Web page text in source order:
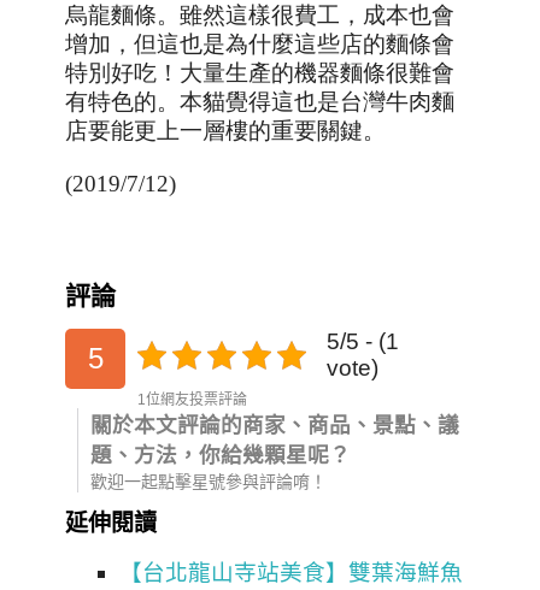
烏龍麵條。雖然這樣很費工 ，成本也會
增加 ， 但這也是為什麼這些店的麵條會
特別好吃 ！大量生產的機器麵條很難會
有特色的。本貓覺得這也是台灣牛肉麵
店要能更上一層樓的重要關鍵。
(2019/7/12)
評論
5
5/5 - (1
vote)
1位網友投票評論
關於本文評論的商家、商品、景點、議
題、方法，你給幾顆星呢？
歡迎一起點擊星號參與評論唷！
延伸閱讀
【台北龍山寺站美食】雙葉海鮮魚